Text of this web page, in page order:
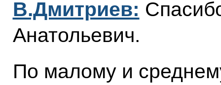
В.Дмитриев:
Анатольевич.
По малому и